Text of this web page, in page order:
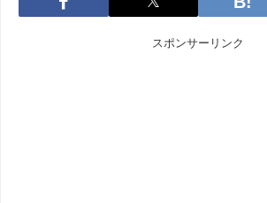
スポンサーリンク